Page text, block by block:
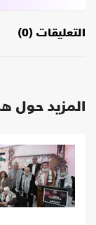
التعليقات (0)
المزيد حول